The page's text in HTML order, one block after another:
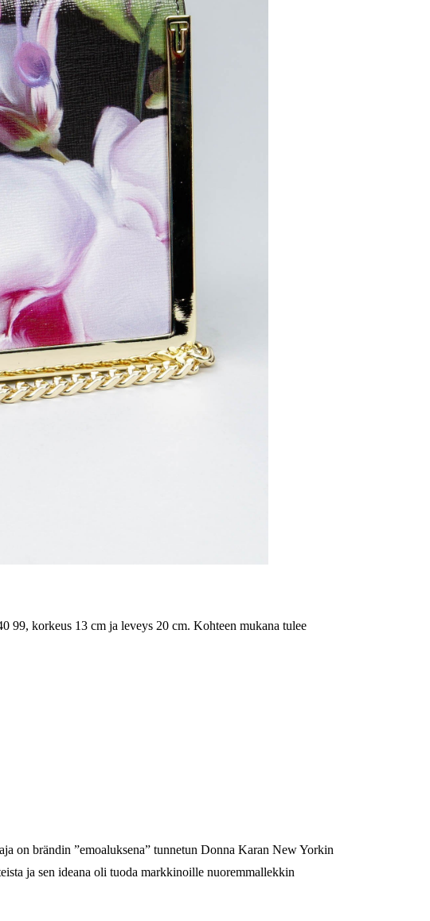
99, korkeus 13 cm ja leveys 20 cm. Kohteen mukana tulee
on brändin ”emoaluksena” tunnetun Donna Karan New Yorkin
ja sen ideana oli tuoda markkinoille nuoremmallekkin